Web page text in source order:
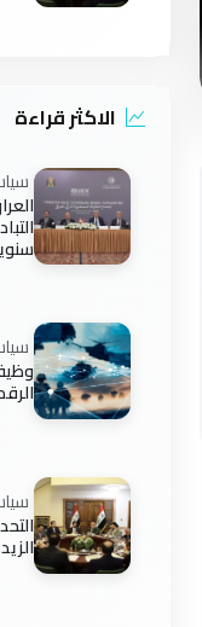
الاكثر قراءة